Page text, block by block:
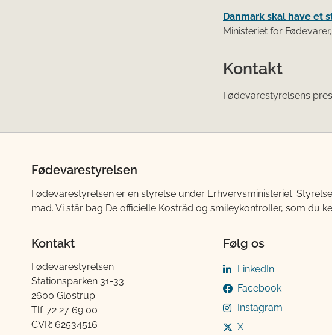
Danmark skal have
Ministeriet for
Kontakt
Fødevarestyrelsens
Fødevarestyrelsen
Fødevarestyrelsen er en styrelse under Erhvervsministeriet.
mad. Vi står bag De officielle Kostråd og smileykontroller, som du
Kontakt
Fødevarestyrelsen
Stationsparken 31-33
2600 Glostrup
Tlf. 72 2​​​7 69 00
CVR: 62534516
Følg os
LinkedIn
Facebook
Instagram
X